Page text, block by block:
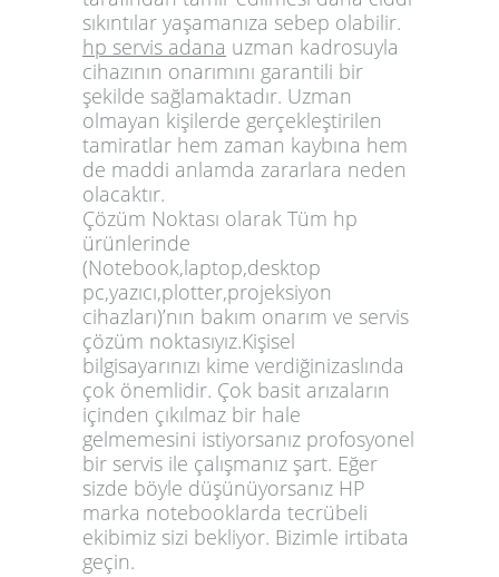
sıkıntılar yaşamanıza sebep olabilir.
hp servis adana uzman kadrosuyla
cihazının onarımını garantili bir
şekilde sağlamaktadır. Uzman
olmayan kişilerde gerçekleştirilen
tamiratlar hem zaman kaybına hem
de maddi anlamda zararlara neden
olacaktır.
Çözüm Noktası olarak Tüm hp
ürünlerinde
(Notebook,laptop,desktop
pc,yazıcı,plotter,projeksiyon
cihazları)’nın bakım onarım ve servis
çözüm noktasıyız.Kişisel
bilgisayarınızı kime verdiğinizaslında
çok önemlidir. Çok basit arızaların
içinden çıkılmaz bir hale
gelmemesini istiyorsanız profosyonel
bir servis ile çalışmanız şart. Eğer
sizde böyle düşünüyorsanız HP
marka notebooklarda tecrübeli
ekibimiz sizi bekliyor. Bizimle irtibata
geçin.